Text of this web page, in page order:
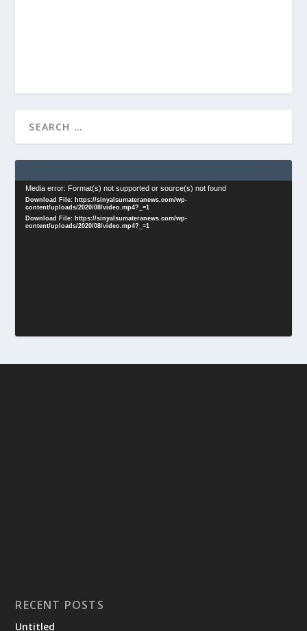
Video
Player
Media error: Format(s) not supported or source(s) not found
Download File: https://sinyalsumateranews.com/wp-
content/uploads/2020/08/video.mp4?_=1
Download File: https://sinyalsumateranews.com/wp-
content/uploads/2020/08/video.mp4?_=1
RECENT POSTS
Untitled